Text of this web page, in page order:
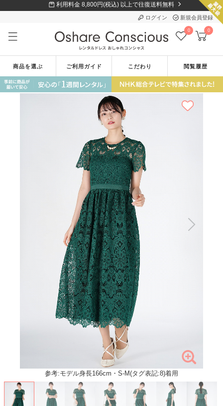
利用料金 8,800円(税込) 以上で往復送料無料
ログイン 新規会員登録
0 0
商品を選ぶ ご利用ガイド こだわり 閲覧履歴
参考:モデル身長166cm・S-M(タグ表記:8)着用